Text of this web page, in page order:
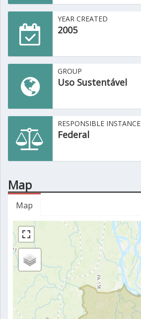
YEAR CREATED
2005
GROUP
Uso Sustentável
RESPONSIBLE INSTANCE
Federal
Map
Map